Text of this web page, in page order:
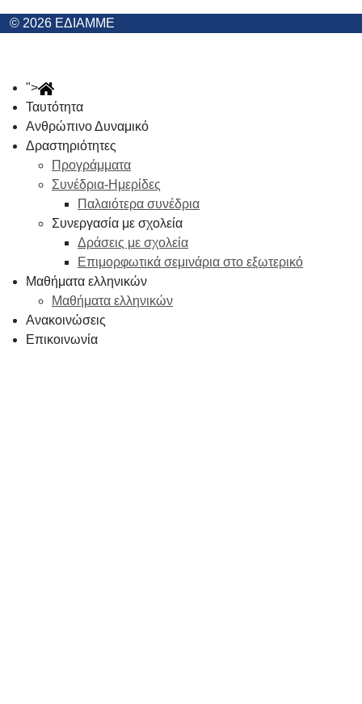
© 2026 ΕΔΙΑΜΜΕ
">
Ταυτότητα
Ανθρώπινο Δυναμικό
Δραστηριότητες
Προγράμματα
Συνέδρια-Ημερίδες
Παλαιότερα συνέδρια
Συνεργασία με σχολεία
Δράσεις με σχολεία
Επιμορφωτικά σεμινάρια στο εξωτερικό
Μαθήματα ελληνικών
Μαθήματα ελληνικών
Ανακοινώσεις
Επικοινωνία